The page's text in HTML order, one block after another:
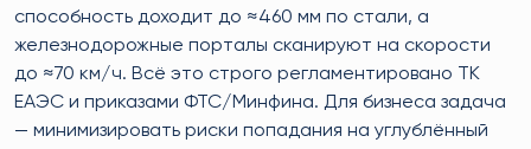
способность доходит до ≈460 мм по стали, а
железнодорожные порталы сканируют на скорости
до ≈70 км/ч. Всё это строго регламентировано ТК
ЕАЭС и приказами ФТС/Минфина. Для бизнеса задача
— минимизировать риски попадания на углублённый